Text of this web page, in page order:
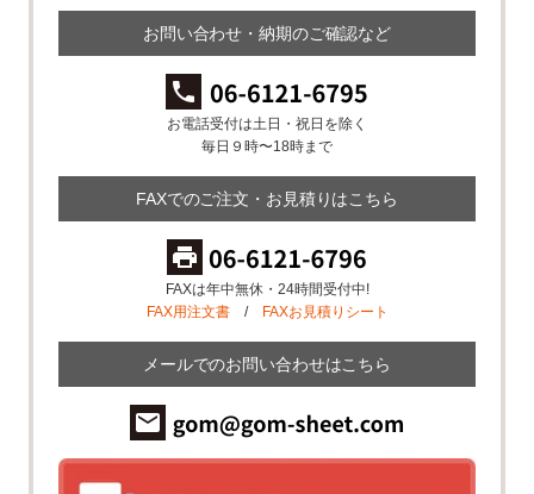
お問い合わせ・納期のご確認など
お電話受付は土日・祝日を除く
毎日９時〜18時まで
FAXでのご注文・お見積りはこちら
FAXは年中無休・24時間受付中!
FAX用注文書/ FAXお見積りシート
メールでのお問い合わせはこちら